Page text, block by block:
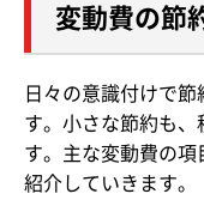
変動費の節
日々の意識付けで
す。小さな節約も
す。主な変動費の
紹介していきます。